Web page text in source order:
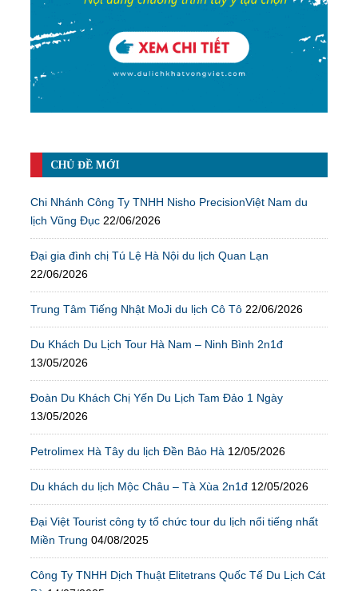
CHỦ ĐỀ MỚI
Chi Nhánh Công Ty TNHH Nisho PrecisionViệt Nam du
lịch Vũng Đục 22/06/2026
Đại gia đình chị Tú Lệ Hà Nội du lịch Quan Lạn
22/06/2026
Trung Tâm Tiếng Nhật MoJi du lịch Cô Tô 22/06/2026
Du Khách Du Lịch Tour Hà Nam – Ninh Bình 2n1đ
13/05/2026
Đoàn Du Khách Chị Yến Du Lịch Tam Đảo 1 Ngày
13/05/2026
Petrolimex Hà Tây du lịch Đền Bảo Hà 12/05/2026
Du khách du lịch Mộc Châu – Tà Xùa 2n1đ 12/05/2026
Đại Việt Tourist công ty tổ chức tour du lịch nổi tiếng nhất
Miền Trung 04/08/2025
Công Ty TNHH Dịch Thuật Elitetrans Quốc Tế Du Lịch Cát